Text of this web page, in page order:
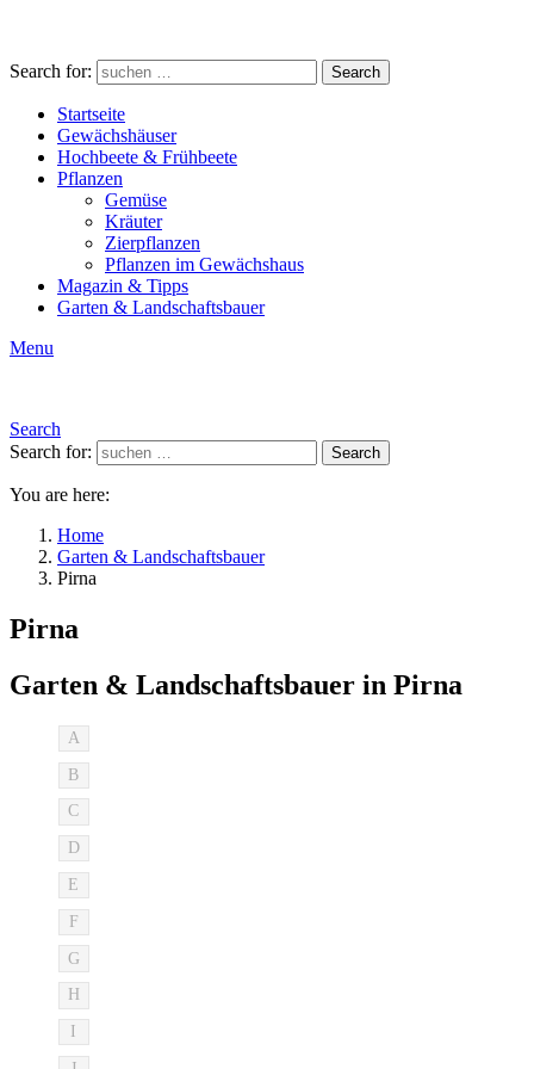
Search for: Search
Startseite
Gewächshäuser
Hochbeete & Frühbeete
Pflanzen
Gemüse
Kräuter
Zierpflanzen
Pflanzen im Gewächshaus
Magazin & Tipps
Garten & Landschaftsbauer
Menu
Search
Search for:
Search
You are here:
Home
Garten & Landschaftsbauer
Pirna
Pirna
Garten & Landschaftsbauer in Pirna
A
B
C
D
E
F
G
H
I